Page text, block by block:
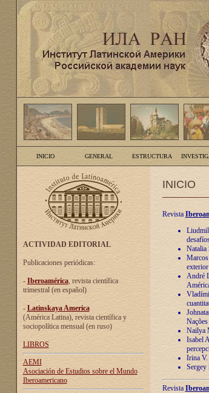
INICIO GENERAL ESTRUCTURA
ACTIVIDAD EDITORIAL
Publicaciones periódicas:
- Iberoamérica, revista científica
trimestral (en español)
- Latinskaya America
(América Latina), revista científica y
sociopolítica mensual (en ruso)
LIBROS
AEMI
Asociación de Estudios sobre el Mundo
Iberoamericano
INICIO
Revista
Natalia
André
Nailya
Isabel
Irina V.
Sergey
Revista